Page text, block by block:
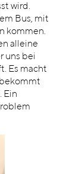
wird.
Bus, mit
kommen.
alleine
uns bei
Es macht
Ein